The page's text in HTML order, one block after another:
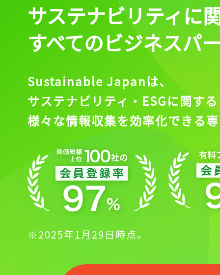
サステナビリティに
すべてのビジネスパ
Sustainable Japanは、
サステナビリティ・ESGに関する
様々な情報収集を効率化できる
※2025年1月29日時点。